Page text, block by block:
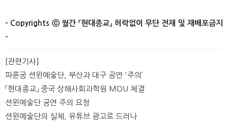
- Copyrights ⓒ 월간 「현대종교」 허락없이 무단 전재 및 재배포금지
-​
[관련기사]
파룬궁 션윈예술단, 부산과 대구 공연 '주의’
「현대종교」 중국 상해사회과학원 MOU 체결
션윈예술단 공연 주의 요청
션윈예술단의 실체, 유튜브 광고로 드러나